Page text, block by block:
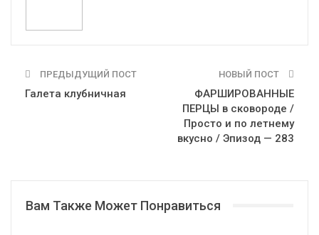
ПРЕДЫДУЩИЙ ПОСТ
Галета клубничная
НОВЫЙ ПОСТ
ФАРШИРОВАННЫЕ
ПЕРЦЫ в сковороде /
Просто и по летнему
вкусно / Эпизод — 283
Вам Также Может Понравиться